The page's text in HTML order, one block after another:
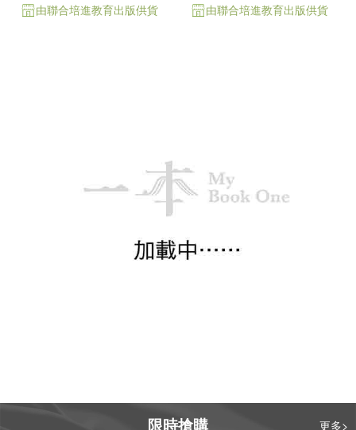
由聯合培進教育出版供貨 由聯合培進教育出版供貨
限時搶購 更多>